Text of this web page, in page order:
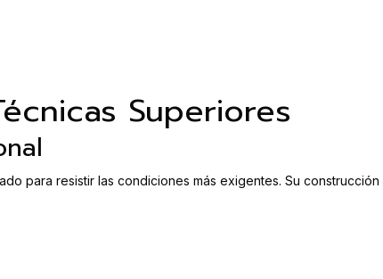
Superiores
para resistir las condiciones más exigentes. Su